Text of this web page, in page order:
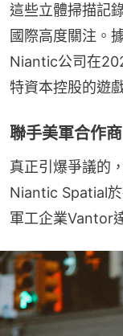
這些立體掃描記
國際高度關注。
Niantic公司在
特資本控股的遊
聯手美軍合作
真正引爆爭議的
Niantic Spatial
軍工企業Vantor